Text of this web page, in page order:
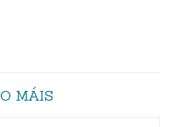
O MÁIS